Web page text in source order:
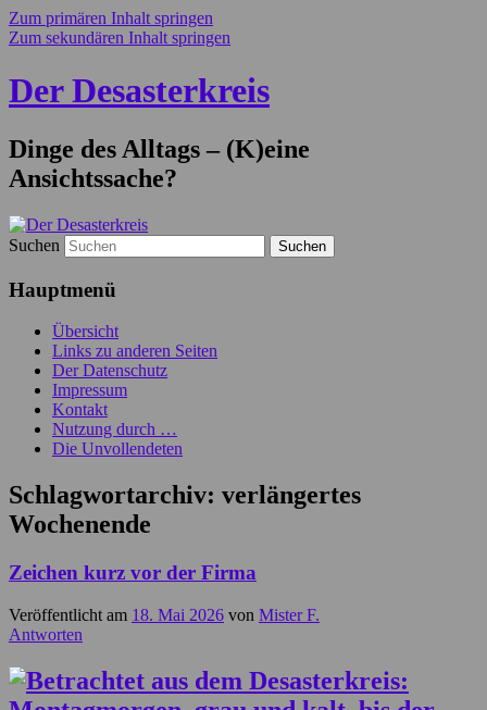
Zum primären Inhalt springen
Zum sekundären Inhalt springen
Der Desasterkreis
Dinge des Alltags – (K)eine
Ansichtssache?
Suchen
Hauptmenü
Übersicht
Links zu anderen Seiten
Der Datenschutz
Impressum
Kontakt
Nutzung durch …
Die Unvollendeten
Schlagwortarchiv: verlängertes
Wochenende
Zeichen kurz vor der Firma
Veröffentlicht am 18. Mai 2026 von Mister F.
Antworten